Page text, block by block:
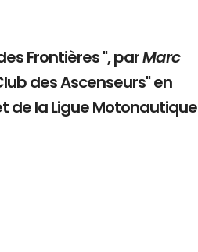
Frontières ", parMarc
des Ascenseurs" en
de la Ligue Motonautique